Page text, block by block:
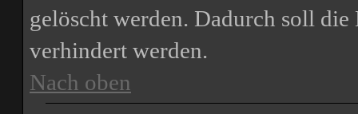
gelöscht werden. Dadurch soll
verhindert werden.
Nach oben